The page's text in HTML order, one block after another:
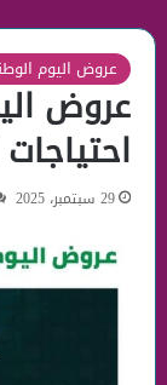
عروض اليوم
29 سبتمبر، 2025